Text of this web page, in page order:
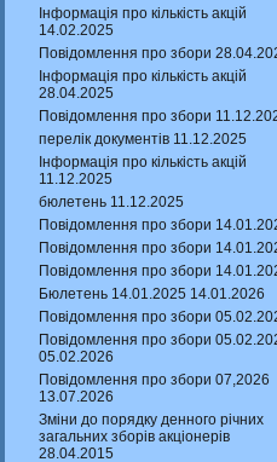
Інформація про кількість акцій
14.02.2025
Повідомлення про збори
Інформація про кількість акцій
28.04.2025
Повідомлення про збори
перелік документів 11.12.2025
Інформація про кількість акцій
11.12.2025
бюлетень 11.12.2025
Повідомлення про збори
Повідомлення про збори
Повідомлення про збори
Бюлетень 14.01.2025 14.01.2026
Повідомлення про збори
Повідомлення про збори
05.02.2026
Повідомлення про збори 07,2026
13.07.2026
Зміни до порядку денного річних
загальних зборів акціонерів
28.04.2015